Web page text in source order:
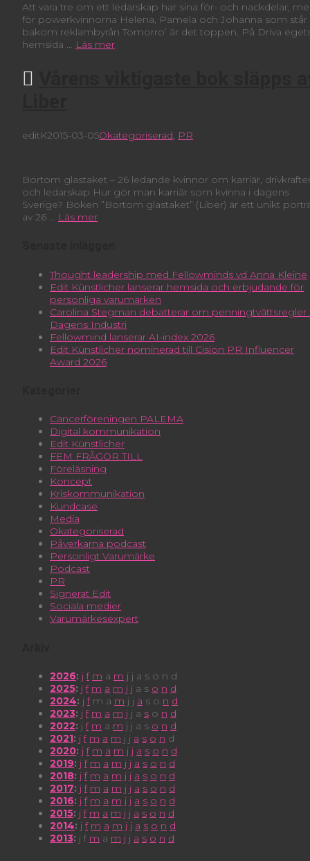
Att vara tre om ett ledarskap har sina för- och nackdelar,
för powerkvinnorna Helena, Pamela och Johanna som står
bakom reklambyrån Tomorro’ är det toppen. På Driva
hemsida … Läs mer
editK2015-03-05Okategoriserad, PR
Bortom glastaket – 26 ledande kvinnor om karriär,
och ledarskap Hur gör man karriär som kvinna i dagens
Sverige? Boken ”Bortom glastaket” (Liber) är ett unikt
av 26 … Läs mer
Thought leadership med Fellowminds vd Anna Kleine
Edit Künstlicher lanserar hemsida och erbjudande för
personliga varumärken
Carolina Stegman debatterar om penningtvättsregler
Dagens Industri
Fellowmind lanserar AI-index 2026
Edit Künstlicher nominerad till Cision PR Influencer
Award 2026
Cancerföreningen PALEMA
Digital kommunikation
Edit Künstlicher
FEM FRÅGOR TILL
Föreläsning
Koncept
Kriskommunikation
Kundcase
Media
Okategoriserad
Påverkarna podcast
Personligt Varumärke
Podcast
PR
Signerat Edit
Sociala medier
Varumärkesexpert
2026: j f m a m j j a s o n d
2025: j f m a m j j a s o n d
2024: j f m a m j j a s o n d
2023: j f m a m j j a s o n d
2022: j f m a m j j a s o n d
2021: j f m a m j j a s o n d
2020: j f m a m j j a s o n d
2019: j f m a m j j a s o n d
2018: j f m a m j j a s o n d
2017: j f m a m j j a s o n d
2016: j f m a m j j a s o n d
2015: j f m a m j j a s o n d
2014: j f m a m j j a s o n d
2013: j f m a m j j a s o n d